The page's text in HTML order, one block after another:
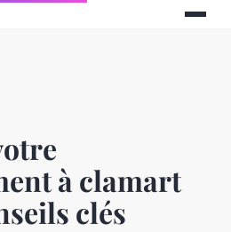
à clamart
clés